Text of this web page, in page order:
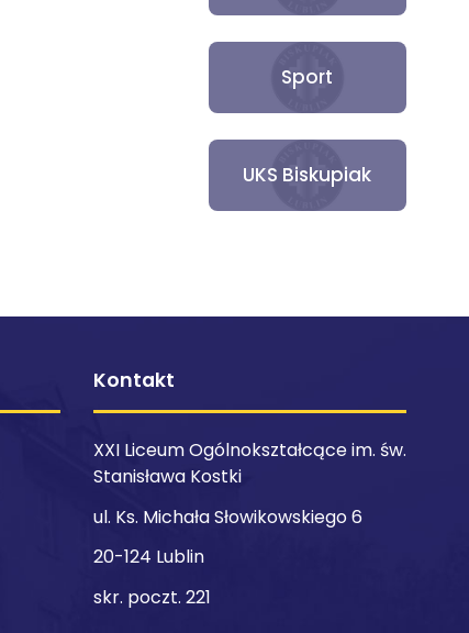
Sport
UKS Biskupiak
Kontakt
XXI Liceum Ogólnokształcące im. św.
Stanisława Kostki
ul. Ks. Michała Słowikowskiego 6
20-124 Lublin
skr. poczt. 221